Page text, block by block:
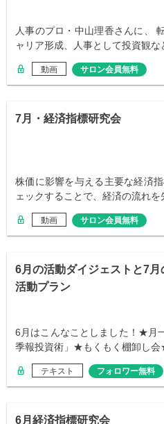
人事のプロ・中山理香さんに、
ャリア形成、人事として投資観な
動画 サロン会員無料
7月・経済指標研究会
株価に影響を与える主要な経済
ェックすることで、経済の流れを
動画 サロン会員無料
6月の活動ダイジェストと7月
活動プラン
6月はこんなことしました！★月
季報投資術」★もくもく棚卸し
テキスト フォロワー無料
6月経済指標研究会